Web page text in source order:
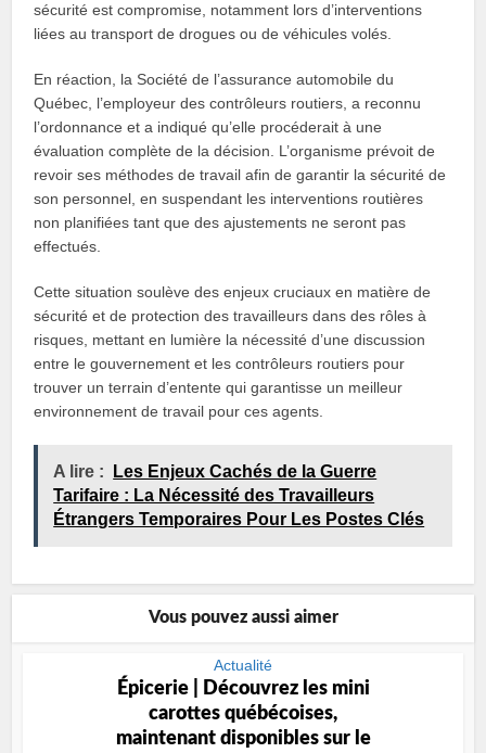
sécurité est compromise, notamment lors d’interventions
liées au transport de drogues ou de véhicules volés.
En réaction, la Société de l’assurance automobile du
Québec, l’employeur des contrôleurs routiers, a reconnu
l’ordonnance et a indiqué qu’elle procéderait à une
évaluation complète de la décision. L’organisme prévoit de
revoir ses méthodes de travail afin de garantir la sécurité de
son personnel, en suspendant les interventions routières
non planifiées tant que des ajustements ne seront pas
effectués.
Cette situation soulève des enjeux cruciaux en matière de
sécurité et de protection des travailleurs dans des rôles à
risques, mettant en lumière la nécessité d’une discussion
entre le gouvernement et les contrôleurs routiers pour
trouver un terrain d’entente qui garantisse un meilleur
environnement de travail pour ces agents.
A lire :
Les Enjeux Cachés de la Guerre
Tarifaire : La Nécessité des Travailleurs
Étrangers Temporaires Pour Les Postes Clés
Vous pouvez aussi aimer
Actualité
Épicerie | Découvrez les mini
carottes québécoises,
maintenant disponibles sur le